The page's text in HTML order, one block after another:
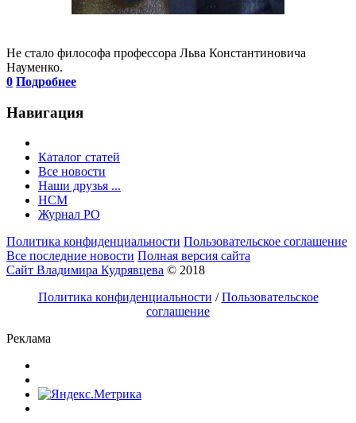
Не стало философа профессора Льва Константиновича
Науменко.
0 Подробнее
Навигация
Каталог статей
Все новости
Наши друзья ...
HCM
Журнал РО
Политика конфиденциальности Пользовательское соглашение
Все последние новости Полная версия сайта
Сайт Владимира Кудрявцева © 2018
Политика конфиденциальности /Пользовательское
соглашение
Реклама